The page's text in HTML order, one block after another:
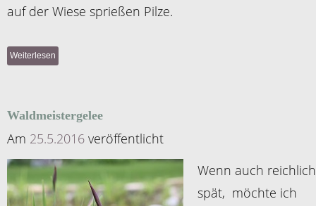
auf der Wiese sprießen Pilze.
Weiterlesen
Waldmeistergelee
Am 25.5.2016 veröffentlicht
Wenn auch reichlich
spät, möchte ich